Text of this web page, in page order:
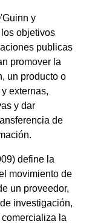
y
objetivos
publicas
promover la
un producto o
externas,
y dar
de
define la
movimiento de
un proveedor,
investigación,
la